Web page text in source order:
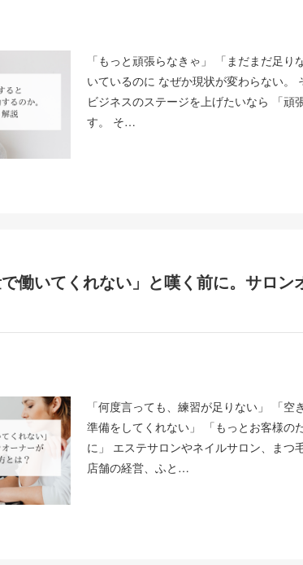
「もっと頑張らなきゃ」 「まだまだ足
いているのに なぜか現状が変わらない。
ビジネスのステージを上げたいなら 「頑
す。 そ…
で働いてくれない」と嘆く前に。サロ
「何度言っても、練習が足りない」 「
準備をしてくれない」 「もっとお客様の
に」 エステサロンやネイルサロン、まつ
店舗の経営、ふと…